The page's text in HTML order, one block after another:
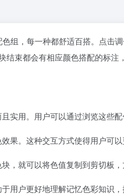
组，每一种都舒适百搭。点击
束都会有相应颜色搭配的标注
实用。用户可以通过浏览这些
果。这种交互方式使得用户可
，就可以将色值复制到剪切板
用户更好地理解记忆色彩知识